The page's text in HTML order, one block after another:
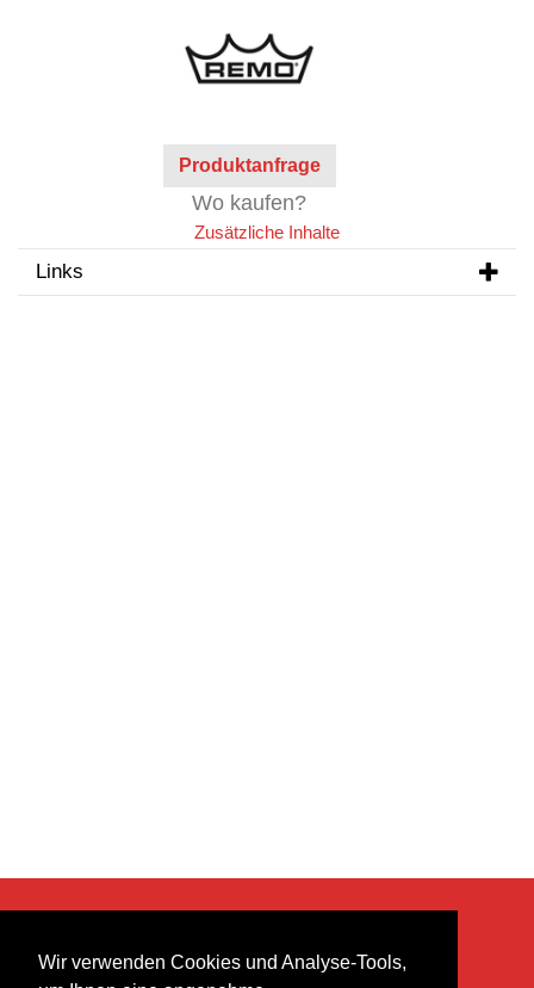
Wir verwenden Cookies und Analyse-Tools,
Produktanfrage
Wo kaufen?
Zusätzliche Inhalte
Links
heer musik ag